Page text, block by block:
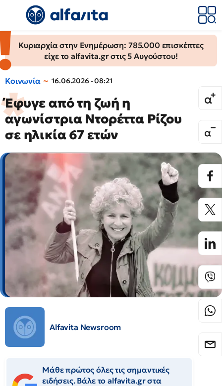
Κυριαρχία στην Ενημέρωση: 785.000 επισκέπτες
είχε το alfavita.gr στις 5 Αυγούστου!
Κοινωνία 16.06.2026 - 08:21
Έφυγε από τη ζωή η
αγωνίστρια Ντορέττα Ρίζου
σε ηλικία 67 ετών
Alfavita Newsroom
Μάθε πρώτος όλες τις σημαντικές
ειδήσεις. Βάλε το alfavita.gr στα